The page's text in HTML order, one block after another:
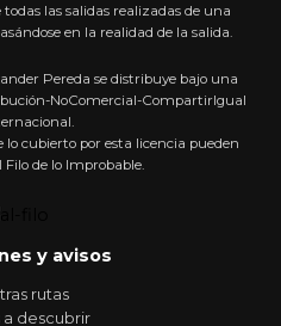
las salidas realizadas de una
en la realidad de la salida.
Pereda se distribuye bajo una
NoComercial-CompartirIgual
cubierto por esta licencia pueden
de lo Improbable.
y avisos
rutas
a descubrir